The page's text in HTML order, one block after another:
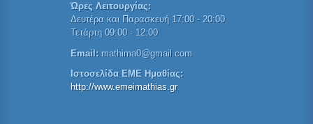
Ώρες Λειτουργίας:
Δευτέρα και Παρασκευή 17:00 - 20:00
Τετάρτη 09:00 - 12:00
Email:mathima0@gmail.com
Ιστοσελίδα ΕΜΕ Ημαθίας:
http://www.emeimathias.gr